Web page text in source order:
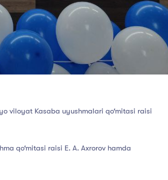
viloyat Kasaba uyushmalari qo‘mitasi raisi
qo‘mitasi raisi E. A. Axrorov hamda